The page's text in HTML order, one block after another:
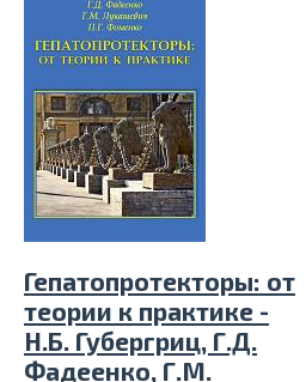
Гепатопротекторы: от
теории к практике -
Н.Б. Губергриц, Г.Д.
Фадеенко, Г.М.